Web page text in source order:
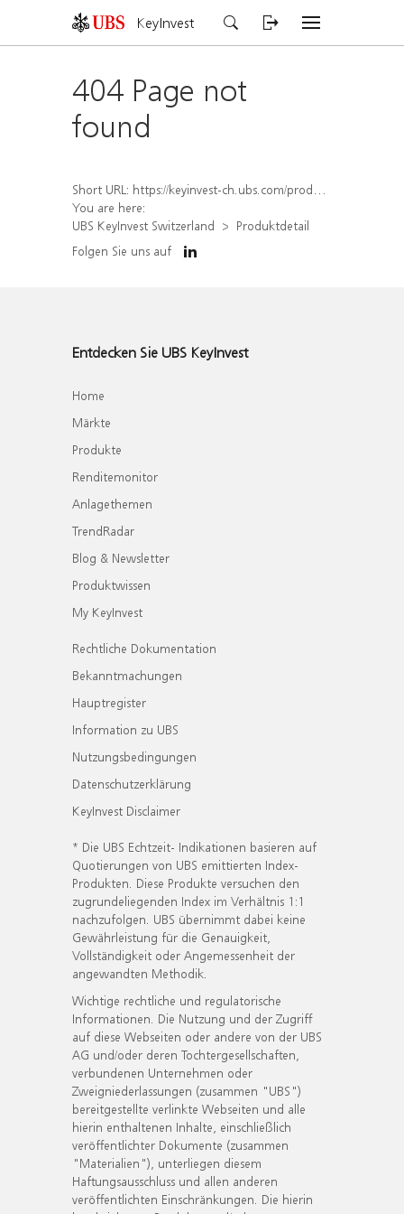
KeyInvest
404 Page not
found
Short URL: https://keyinvest-ch.ubs.com/produkt/detail/index/isin/CH1569453736
You are here:
UBS KeyInvest Switzerland
Produktdetail
Folgen Sie uns auf
Entdecken Sie UBS KeyInvest
Home
Märkte
Produkte
Renditemonitor
Anlagethemen
TrendRadar
Blog & Newsletter
Produktwissen
My KeyInvest
Rechtliche Dokumentation
Bekanntmachungen
Hauptregister
Information zu UBS
Nutzungsbedingungen
Datenschutzerklärung
KeyInvest Disclaimer
* Die UBS Echtzeit- Indikationen basieren auf
Quotierungen von UBS emittierten Index-
Produkten. Diese Produkte versuchen den
zugrundeliegenden Index im Verhältnis 1:1
nachzufolgen. UBS übernimmt dabei keine
Gewährleistung für die Genauigkeit,
Vollständigkeit oder Angemessenheit der
angewandten Methodik.
Wichtige rechtliche und regulatorische
Informationen. Die Nutzung und der Zugriff
auf diese Webseiten oder andere von der UBS
AG und/oder deren Tochtergesellschaften,
verbundenen Unternehmen oder
Zweigniederlassungen (zusammen "UBS")
bereitgestellte verlinkte Webseiten und alle
hierin enthaltenen Inhalte, einschließlich
veröffentlichter Dokumente (zusammen
"Materialien"), unterliegen diesem
Haftungsausschluss und allen anderen
veröffentlichten Einschränkungen. Die hierin